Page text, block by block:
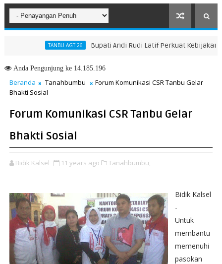
TANBU AGT 26 Bupati Andi Rudi Latif Perkuat Kebijakan
Masa Depan yang Lebih Hijau dan Gemilang
AndaPengunjung ke 14.185.196
Beranda Tanahbumbu
Forum Komunikasi CSR Tanbu Gelar
Bhakti Sosial
Forum Komunikasi CSR Tanbu Gelar
Bhakti Sosial
Bidik Kalsel 11 years ago Tanahbumbu,
Bidik Kalsel
-
Untuk
membantu
memenuhi
pasokan